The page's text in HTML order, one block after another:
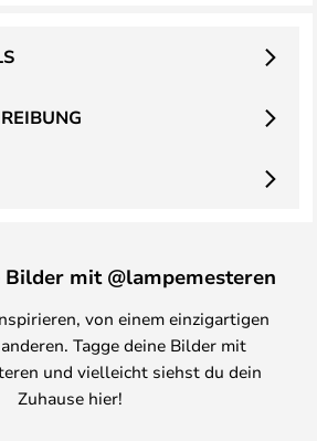
Bilder mit @lampemesteren
von einem einzigartigen
Tagge deine Bilder mit
und vielleicht siehst du dein
Zuhause hier!